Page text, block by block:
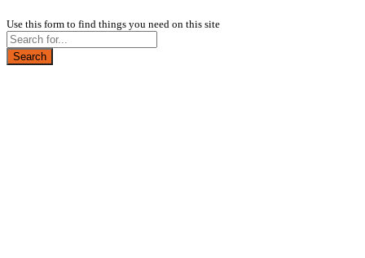
Use this form to find things you need on this site
Search